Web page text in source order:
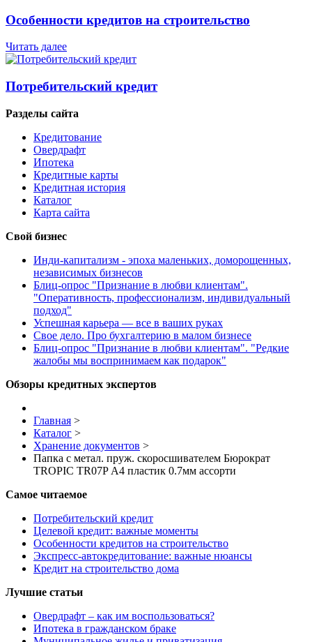
Особенности кредитов на строительство
Читать далее
Потребительский кредит
Разделы сайта
Кредитование
Овердрафт
Ипотека
Кредитные карты
Кредитная история
Каталог
Карта сайта
Свой бизнес
Инди-капитализм - эпоха маленьких, доморощенных,
независимых бизнесов
Блиц-опрос "Признание в любви клиентам".
"Оперативность, профессионализм, индивидуальный
подход"
Успешная карьера — все в ваших руках
Свое дело. Про бухгалтерию в малом бизнесе
Блиц-опрос "Признание в любви клиентам". "Редкие
жалобы мы воспринимаем как подарок"
Обзоры кредитных экспертов
Главная >
Каталог >
Хранение документов >
Папка с метал. пруж. скоросшивателем Бюрократ
TROPIC TR07P А4 пластик 0.7мм ассорти
Самое читаемое
Потребительский кредит
Целевой кредит: важные моменты
Особенности кредитов на строительство
Экспресс-автокредитование: важные нюансы
Кредит на строительство дома
Лучшие статьи
Овердрафт – как им воспользоваться?
Ипотека в гражданском браке